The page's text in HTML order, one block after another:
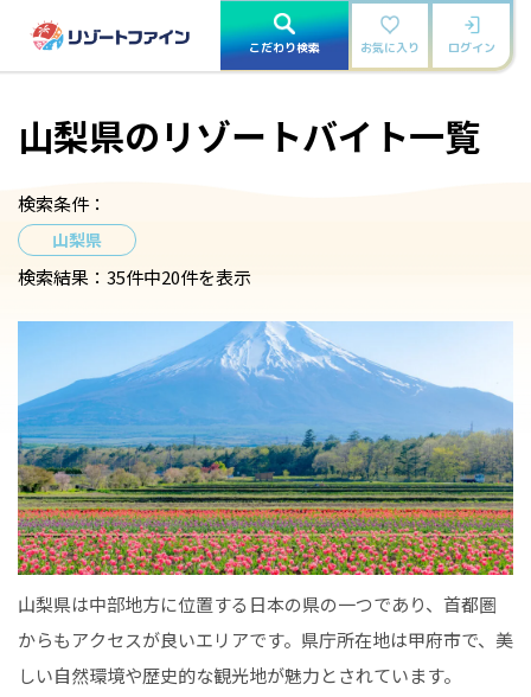
こだわり検索 お気に入り ログイン
山梨県のリゾートバイト一覧
検索条件：
山梨県
検索結果： 35件中20件を表示
山梨県は中部地方に位置する日本の県の一つであり、首都圏
からもアクセスが良いエリアです。県庁所在地は甲府市で、美
しい自然環境や歴史的な観光地が魅力とされています。